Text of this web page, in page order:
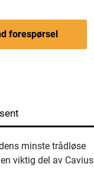
forespørsel
minste trådløse
viktig del av Cavius